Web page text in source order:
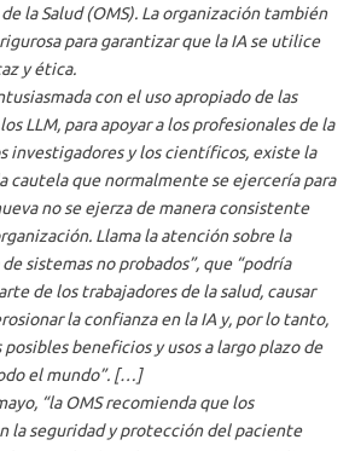
la Salud (OMS). La organización también
para garantizar que la IA se utilice
y ética.
con el uso apropiado de las
LLM, para apoyar a los profesionales de la
investigadores y los científicos, existe la
cautela que normalmente se ejercería para
no se ejerza de manera consistente
Llama la atención sobre la
sistemas no probados”, que “podría
de los trabajadores de la salud, causar
la confianza en la IA y, por lo tanto,
beneficios y usos a largo plazo de
el mundo”. […]
“la OMS recomienda que los
la seguridad y protección del paciente